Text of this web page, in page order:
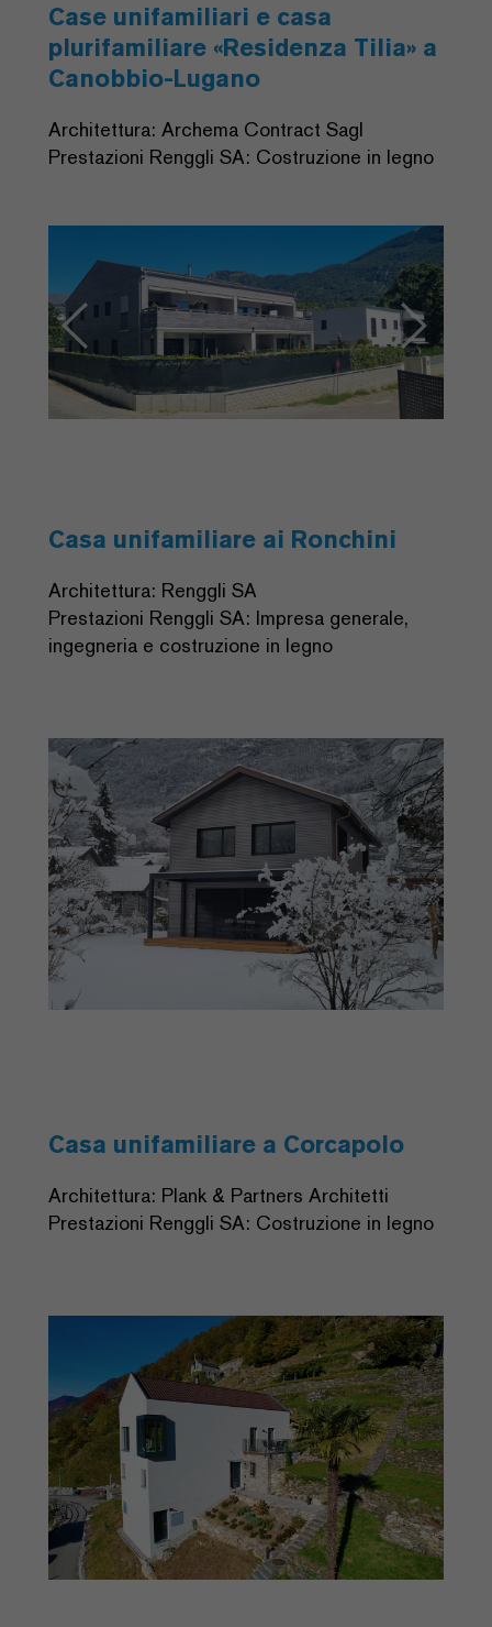
Case unifamiliari e casa
plurifamiliare «Residenza Tilia» a
Canobbio-Lugano
Architettura: Archema Contract Sagl
Prestazioni Renggli SA: Costruzione in legno
Next
Casa unifamiliare ai Ronchini
Architettura: Renggli SA
Prestazioni Renggli SA: Impresa generale,
ingegneria e costruzione in legno
Casa unifamiliare a Corcapolo
Architettura: Plank & Partners Architetti
Prestazioni Renggli SA: Costruzione in legno